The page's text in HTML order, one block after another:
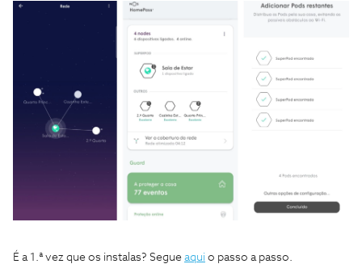
É a 1.ª vez que os instalas? Segue aqui o passo a passo.